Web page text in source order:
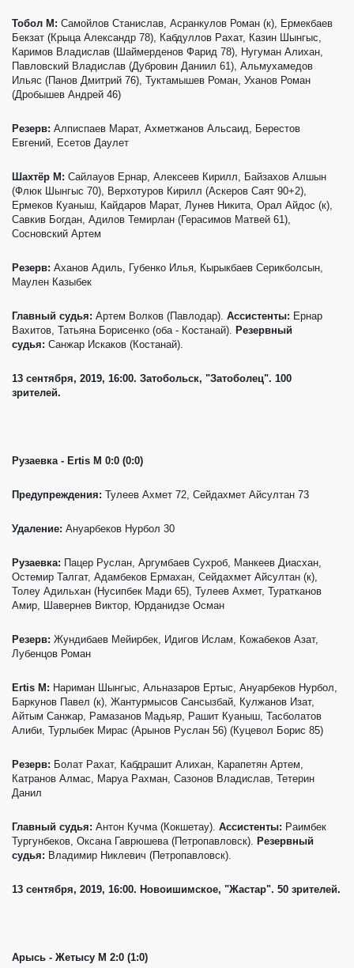
Тобол М: Самойлов Станислав, Асранкулов Роман (к), Ермекбаев
Бекзат (Крыца Александр 78), Кабдуллов Рахат, Казин Шынгыс,
Каримов Владислав (Шаймерденов Фарид 78), Нугуман Алихан,
Павловский Владислав (Дубровин Даниил 61), Альмухамедов
Ильяс (Панов Дмитрий 76), Туктамышев Роман, Уханов Роман
(Дробышев Андрей 46)
Резерв: Алписпаев Марат, Ахметжанов Альсаид, Берестов
Евгений, Есетов Даулет
Шахтёр М: Сайлауов Ернар, Алексеев Кирилл, Байзахов Алшын
(Флюк Шынгыс 70), Верхотуров Кирилл (Аскеров Саят 90+2),
Ермеков Куаныш, Кайдаров Марат, Лунев Никита, Орал Айдос (к),
Савкив Богдан, Адилов Темирлан (Герасимов Матвей 61),
Сосновский Артем
Резерв: Аханов Адиль, Губенко Илья, Кырыкбаев Серикболсын,
Маулен Казыбек
Главный судья: Артем Волков (Павлодар). Ассистенты: Ернар
Вахитов, Татьяна Борисенко (оба - Костанай). Резервный
судья: Санжар Искаков (Костанай).
13 сентября, 2019, 16:00. Затобольск, "Затоболец". 100
зрителей.
Рузаевка - Ertis М 0:0 (0:0)
Предупреждения: Тулеев Ахмет 72, Сейдахмет Айсултан 73
Удаление: Ануарбеков Нурбол 30
Рузаевка: Пацер Руслан, Аргумбаев Сухроб, Манкеев Диасхан,
Остемир Талгат, Адамбеков Ермахан, Сейдахмет Айсултан (к),
Толеу Адильхан (Нусипбек Мади 65), Тулеев Ахмет, Туратканов
Амир, Шавернев Виктор, Юрданидзе Осман
Резерв: Жундибаев Мейирбек, Идигов Ислам, Кожабеков Азат,
Лубенцов Роман
Ertis М: Нариман Шынгыс, Альназаров Ертыс, Ануарбеков Нурбол,
Баркунов Павел (к), Жантурмысов Сансызбай, Кулжанов Изат,
Айтым Санжар, Рамазанов Мадьяр, Рашит Куаныш, Тасболатов
Алиби, Турлыбек Мирас (Арынов Руслан 56) (Куцевол Борис 85)
Резерв: Болат Рахат, Кабдрашит Алихан, Карапетян Артем,
Катранов Алмас, Маруа Рахман, Сазонов Владислав, Тетерин
Данил
Главный судья: Антон Кучма (Кокшетау). Ассистенты: Раимбек
Тургунбеков, Оксана Гаврюшева (Петропавловск). Резервный
судья: Владимир Никлевич (Петропавловск).
13 сентября, 2019, 16:00. Новоишимское, "Жастар". 50 зрителей.
Арысь - Жетысу М 2:0 (1:0)